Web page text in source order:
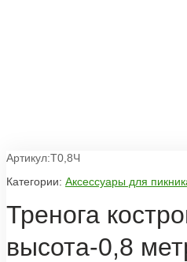
Артикул:Т0,8Ч
Категории: Аксессуары для
Тренога
высота-0,8